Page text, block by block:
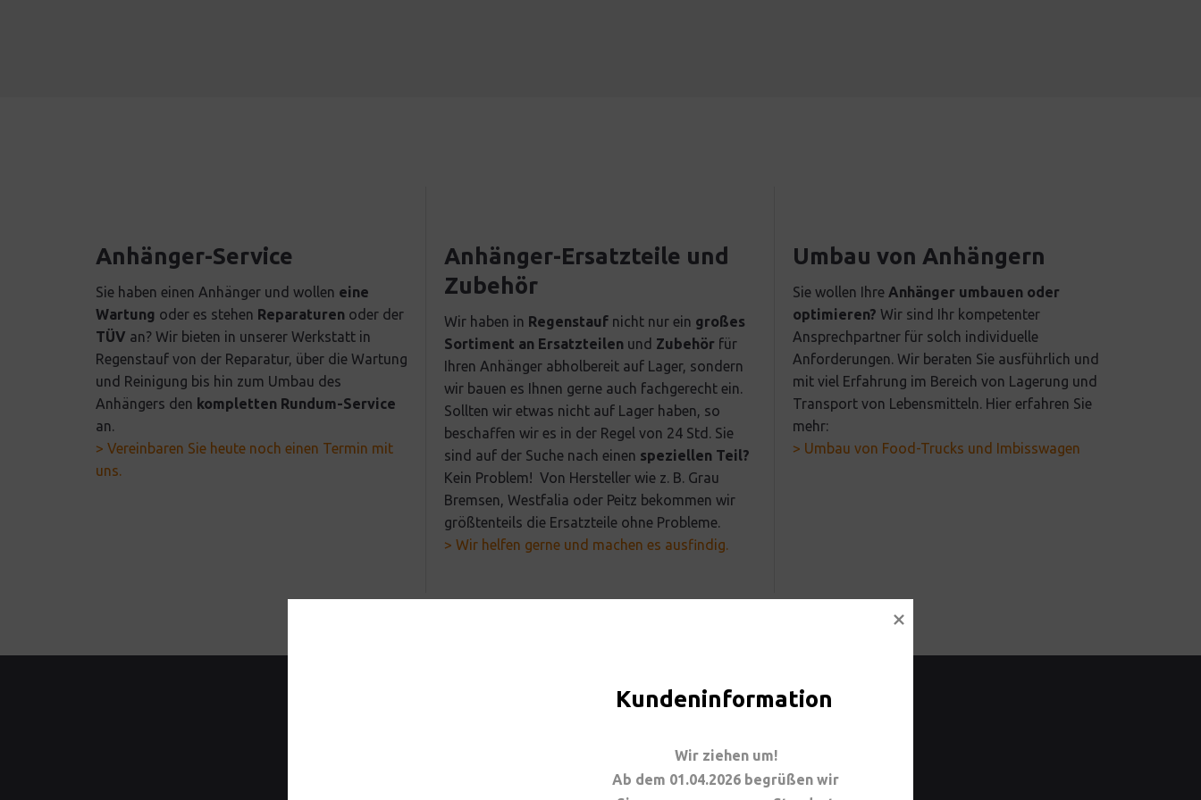
Anhänger-Service
Sie haben einen Anhänger und wollen eine
Wartung oder es stehen Reparaturen oder der
TÜV an? Wir bieten in unserer Werkstatt in
Regenstauf von der Reparatur, über die Wartung
und Reinigung bis hin zum Umbau des
Anhängers den kompletten Rundum-Service
an.
> Vereinbaren Sie heute noch einen Termin mit
uns.
Anhänger-Ersatzteile und
Zubehör
Wir haben in Regenstaufnicht nur ein großes
Sortiment an Ersatzteilen und Zubehör für
Ihren Anhänger abholbereit auf Lager, sondern
wir bauen es Ihnen gerne auch fachgerecht ein.
Sollten wir etwas nicht auf Lager haben, so
beschaffen wir es in der Regel von 24 Std. Sie
sind auf der Suche nach einen speziellen Teil?
Kein Problem! Von Hersteller wie z. B. Grau
Bremsen, Westfalia oder Peitz bekommen wir
größtenteils die Ersatzteile ohne Probleme.
> Wir helfen gerne und machen es ausfindig.
Umbau von Anhängern
Sie wollen Ihre Anhänger umbauen oder
optimieren? Wir sind Ihr kompetenter
Ansprechpartner für solch individuelle
Anforderungen. Wir beraten Sie ausführlich und
mit viel Erfahrung im Bereich von Lagerung und
Transport von Lebensmitteln. Hier erfahren Sie
mehr:
> Umbau von Food-Trucks und Imbisswagen
Die Hotline für Anhänger-Notfälle:
Kundeninformation
Wir ziehen um!
Ab dem 01.04.2026 begrüßen wir